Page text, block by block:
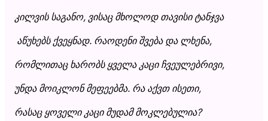
კილვის საგანო, ვისაც მხოლოდ თავისი ტანჯვა
აწუხებს ქვეყნად. რაოდენი შვება და ლხენა,
რომლითაც ხარობს ყველა კაცი ჩვეულებრივი,
უნდა მოიკლონ მეფეებმა. რა აქვთ ისეთი,
რასაც ყოველი კაცი მუდამ მოკლებულია?